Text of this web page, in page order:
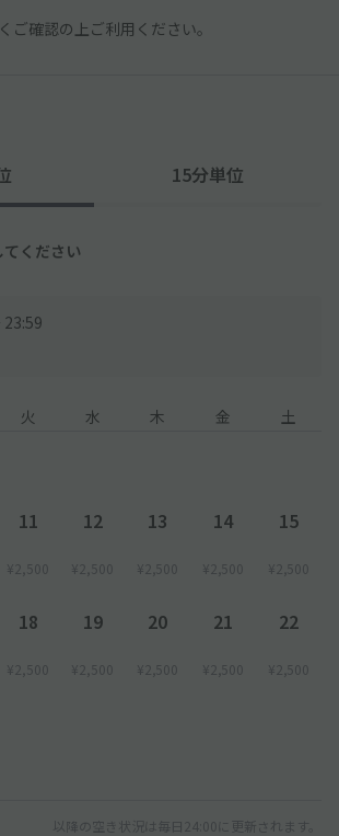
確認の上ご利用ください。
15分単位
ください
23:59
火 水 木 金 土
11
¥2,500
12
¥2,500
13
¥2,500
14
¥2,500
15
¥2,500
18
¥2,500
19
¥2,500
20
¥2,500
21
¥2,500
22
¥2,500
以降の空き状況は毎日24:00に更新されます。